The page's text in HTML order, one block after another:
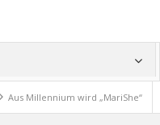
Aus Millennium wird „MariShe“